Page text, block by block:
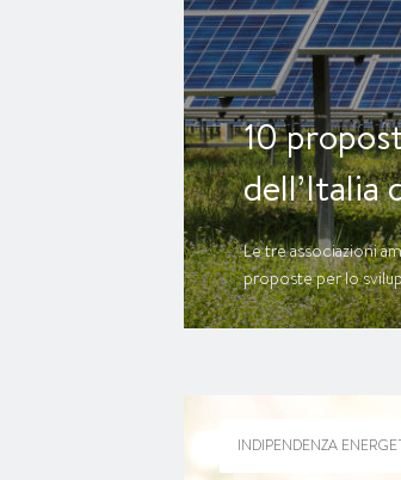
10
dell’Italia
Le tre associazioni
proposte per lo
INDIPENDENZA